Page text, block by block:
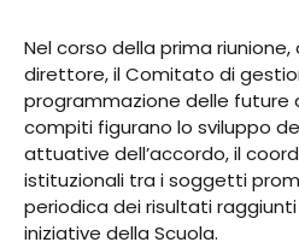
Nel corso della prima
direttore, il Comitato di
programmazione delle future
compiti figurano lo sviluppo
attuative dell’accordo, il
istituzionali tra i soggetti
periodica dei risultati
iniziative della Scuola.